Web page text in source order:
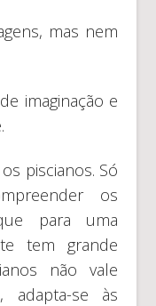
mas nem
imaginação e
piscianos. Só
os
para uma
tem grande
não vale
adapta-se às